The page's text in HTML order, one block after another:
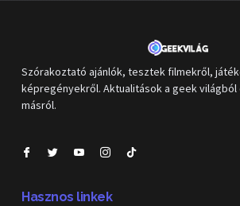
Szórakoztató ajánlók, tesztek filmekről,
képregényekről. Aktualitások a geek világból
másról.
Hasznos linkek